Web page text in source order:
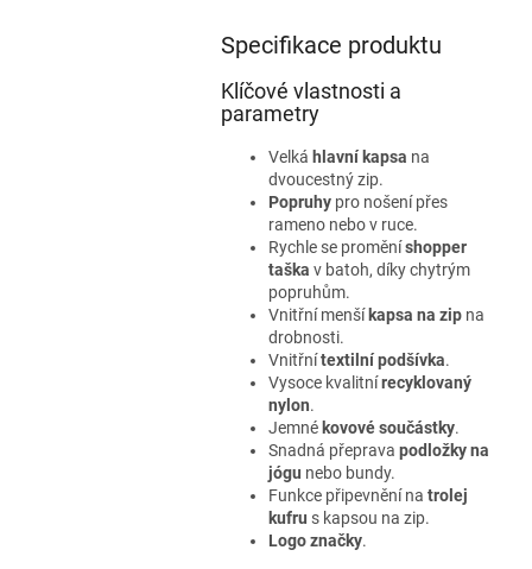
Specifikace produktu
Klíčové vlastnosti a
parametry
Velká hlavní kapsa na
dvoucestný zip.
Popruhypro nošení přes
rameno nebo v ruce.
Rychle se proměníshopper
taška v batoh, díky chytrým
popruhům.
Vnitřní menší kapsa na zipna
drobnosti.
Vnitřnítextilní podšívka.
Vysoce kvalitnírecyklovaný
nylon.
Jemné kovové součástky.
Snadná přeprava podložky na
jógu nebo bundy.
Funkce připevnění na trolej
kufru s kapsou na zip.
Logo značky.